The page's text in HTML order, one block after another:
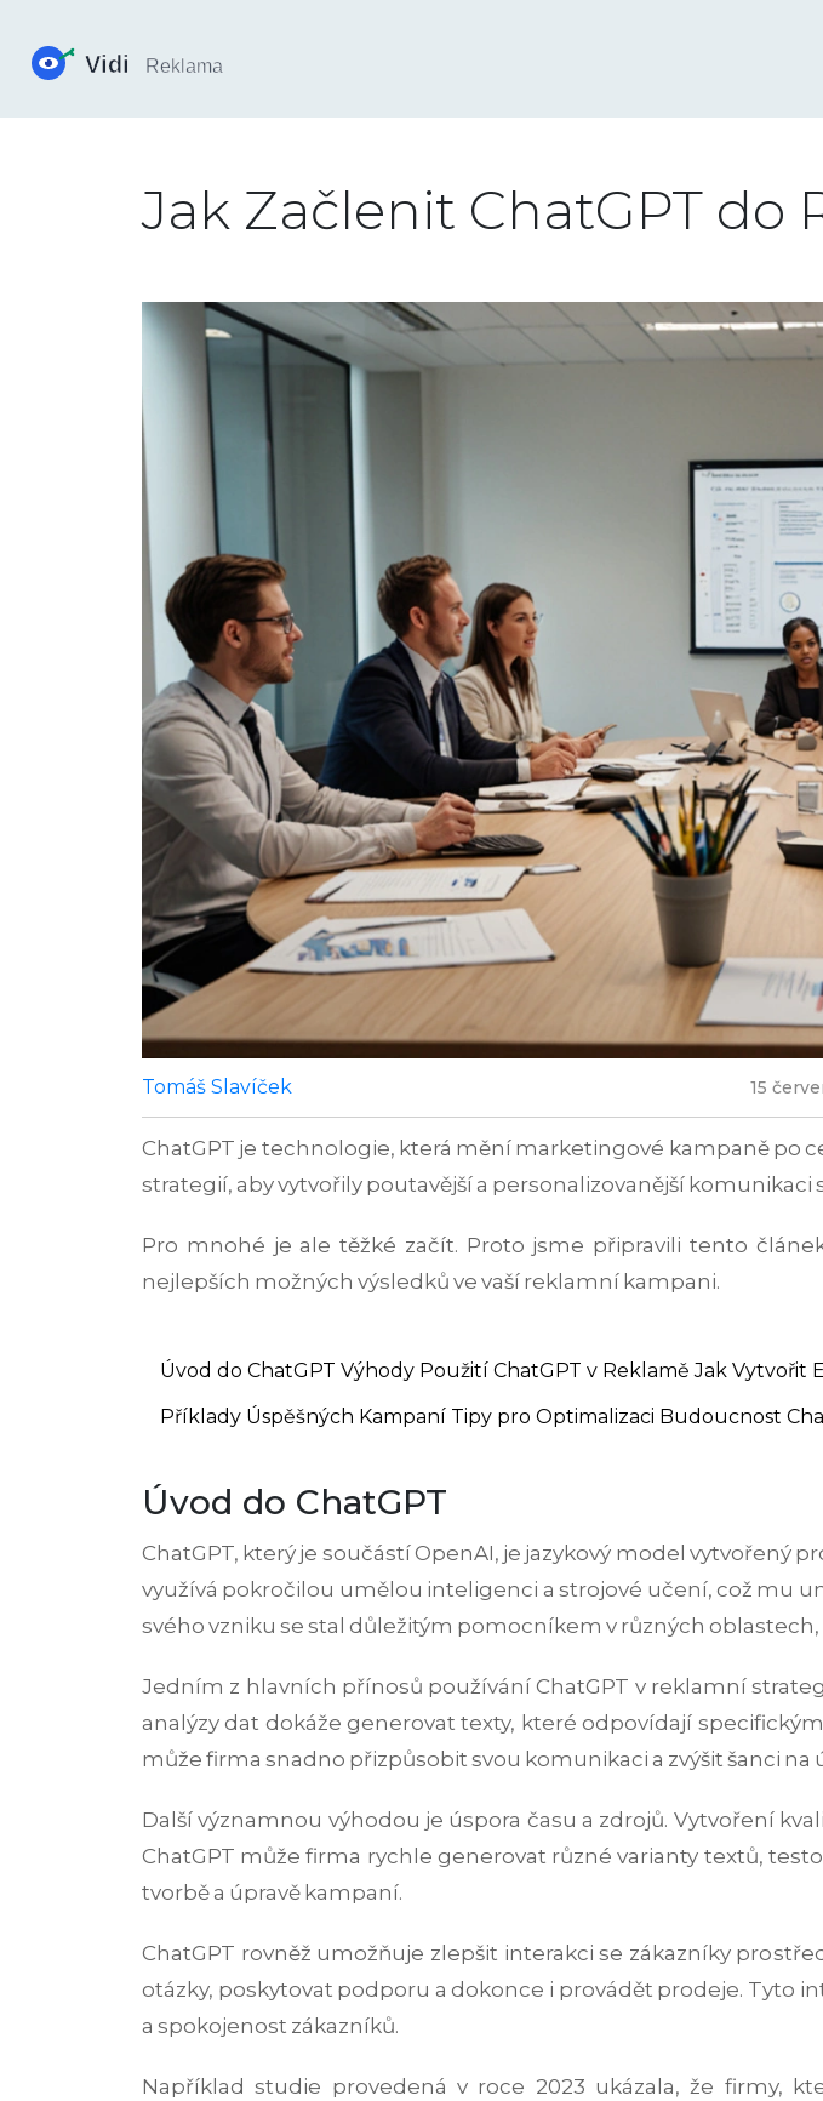
Jak Začlenit ChatGPT do
Tomáš Slavíček 15
ChatGPT je technologie, která mění marketingové kampaně po
strategií, aby vytvořily poutavější a personalizovanější komunikaci
Pro mnohé je ale těžké začít. Proto jsme připravili tento
nejlepších možných výsledků ve vaší reklamní kampani.
Úvod do ChatGPT Výhody Použití ChatGPT v Reklamě Jak Vytvořit
Příklady Úspěšných Kampaní Tipy pro Optimalizaci Budoucnost
Úvod do ChatGPT
ChatGPT, který je součástí OpenAI, je jazykový model
využívá pokročilou umělou inteligenci a strojové učení, což mu
svého vzniku se stal důležitým pomocníkem v různých
Jedním z hlavních přínosů používání ChatGPT v reklamní
analýzy dat dokáže generovat texty, které odpovídají
může firma snadno přizpůsobit svou komunikaci a zvýšit šanci
Další významnou výhodou je úspora času a zdrojů. Vytvoření
ChatGPT může firma rychle generovat různé varianty textů,
tvorbě a úpravě kampaní.
ChatGPT rovněž umožňuje zlepšit interakci se zákazníky
otázky, poskytovat podporu a dokonce i provádět prodeje. Tyto
a spokojenost zákazníků.
Například studie provedená v roce 2023 ukázala, že firmy,